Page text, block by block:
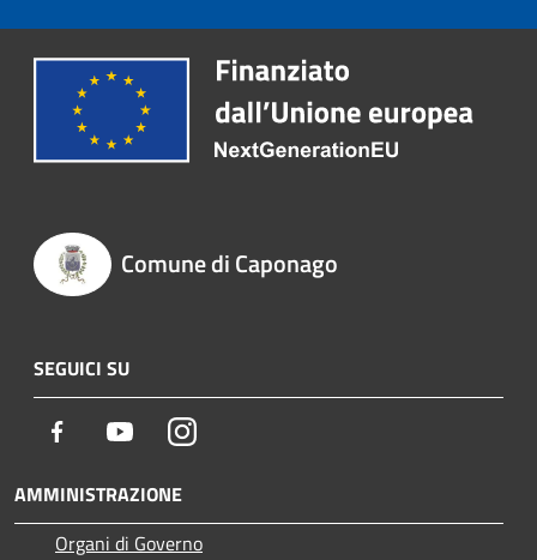
Comune di Caponago
SEGUICI SU
Facebook YoutubeInstagram
AMMINISTRAZIONE
Organi di Governo